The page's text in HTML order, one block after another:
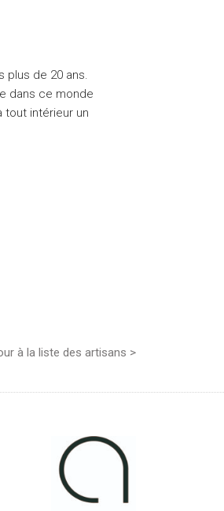
plus de 20 ans.
dans ce monde
tout intérieur un
à la liste des artisans >